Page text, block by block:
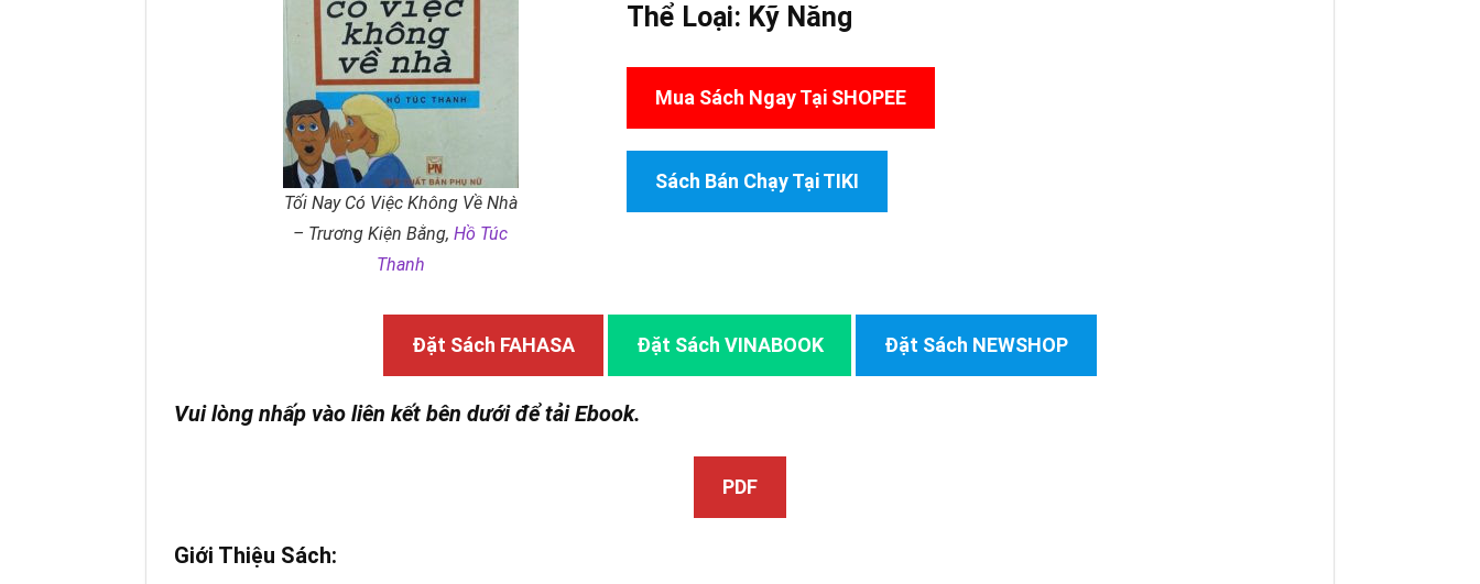
Tối Nay Có Việc Không Về Nhà
– Trương Kiện Bằng,Hồ Túc
Thanh
Thể Loại: Kỹ Năng
Mua Sách Ngay Tại SHOPEE
Sách Bán Chạy Tại TIKI
Đặt Sách FAHASA Đặt Sách VINABOOK Đặt Sách NEWSHOP
Vui lòng nhấp vào liên kết bên dưới để tải Ebook.
PDF
Giới Thiệu Sách: